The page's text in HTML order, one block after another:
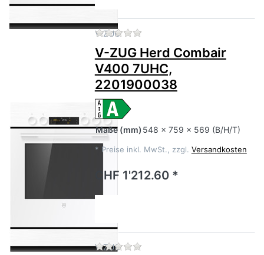
V-ZUG Zu diesem Produkt liegen
V-ZUG Herd Combair
V400 7UHC,
2201900038
Maße (mm) 548 x 759 x 569 (B/H/T)
* Preise inkl. MwSt., zzgl. Versandkosten
CHF 1'212.60 *
V-ZUG Zu diesem Produkt liegen